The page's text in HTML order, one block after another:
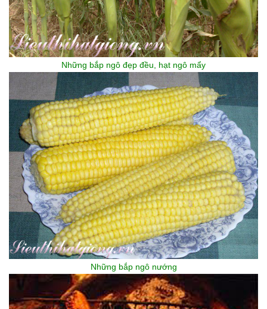
Những bắp ngô đẹp đều, hạt ngô mẩy
Những bắp ngô nướng